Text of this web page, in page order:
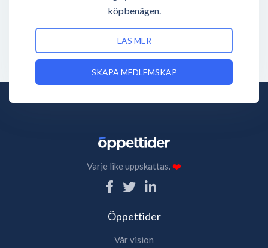
köpbenägen.
LÄS MER
SKAPA MEDLEMSKAP
Varje like uppskattas.❤️
Öppettider
Vår vision